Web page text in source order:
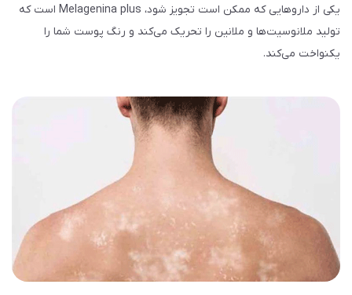
یکی از داروهایی که ممکن است تجویز شود، Melagenina plus است که
تولید ملانوسیت‌ها و ملانین را تحریک می‌کند و رنگ پوست شما را
یکنواخت می‌کند.